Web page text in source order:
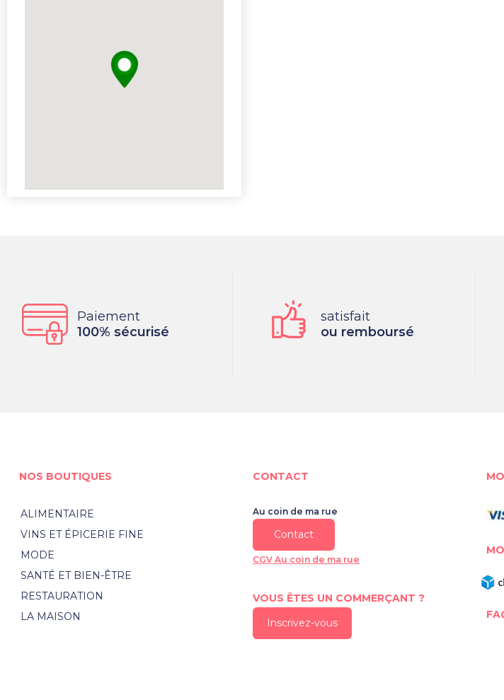
Paiement
100% sécurisé
satisfait
ou remboursé
NOS BOUTIQUES
ALIMENTAIRE
VINS ET ÉPICERIE FINE
MODE
SANTÉ ET BIEN-ÊTRE
RESTAURATION
LA MAISON
CONTACT
Au coin de ma rue
Contact
CGV Au coin de ma rue
VOUS ÊTES UN COMMERÇANT ?
Inscrivez-vous